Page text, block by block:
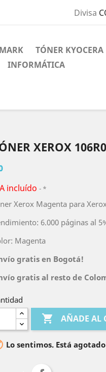
Divisa
TÓNER KYOCERA
INFORMÁTICA
XEROX
incluído
*
Xerox Magenta para
6.000 páginas al
Magenta
gratis en Bogotá!
gratis al resto de
 AÑADE AL
Lo sentimos. Está agotado